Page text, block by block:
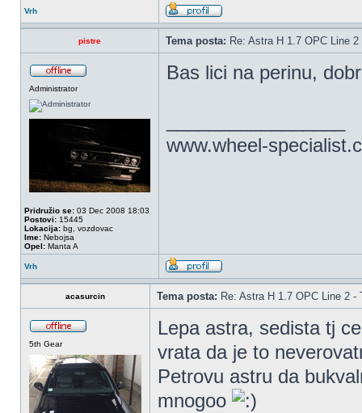
Vrh
pistre Tema posta: Re: Astra H 1.7 OPC Line 2
Administrator
Pridružio se: 03 Dec 2008 18:03
Postovi: 15445
Lokacija: bg, vozdovac
Ime: Nebojsa
Opel: Manta A
Bas lici na perinu,
www.wheel-
Vrh
acasurcin Tema posta: Re: Astra H 1.7 OPC Line 2 -
5th Gear
Lepa astra, sedista tj
vrata da je to
Petrovu astru da
mnogoo